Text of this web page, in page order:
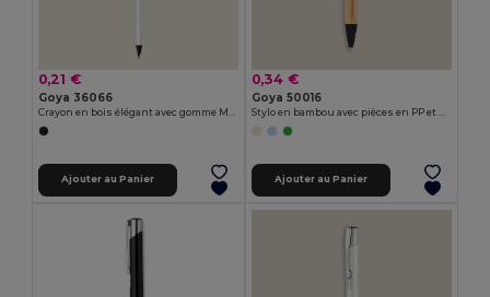
0,21 €
Goya 36066
Ajouter au Panier
0,34 €
Goya 50016
Ajouter au Panier